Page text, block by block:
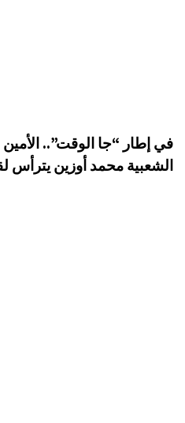
في إطار “جا الوقت”..
الشعبية محمد أوزين يترأس